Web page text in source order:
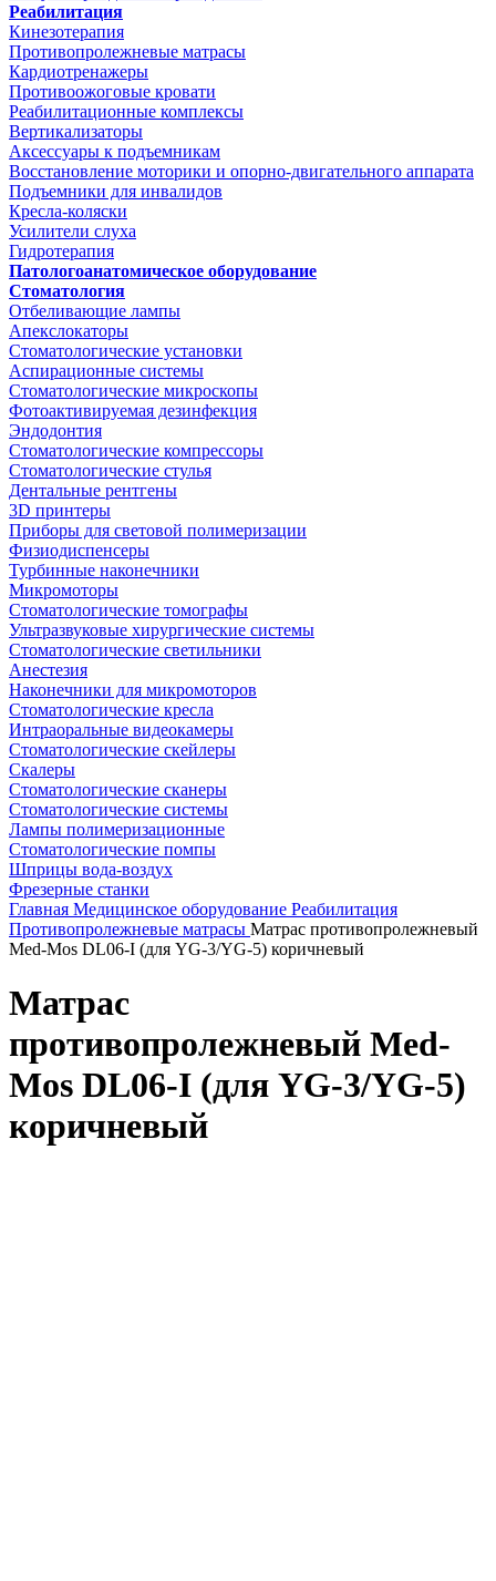
Реабилитация
Кинезотерапия
Противопролежневые матрасы
Кардиотренажеры
Противоожоговые кровати
Реабилитационные комплексы
Вертикализаторы
Аксессуары к подъемникам
Восстановление моторики и опорно-двигательного аппарата
Подъемники для инвалидов
Кресла-коляски
Усилители слуха
Гидротерапия
Патологоанатомическое оборудование
Стоматология
Отбеливающие лампы
Апекслокаторы
Стоматологические установки
Аспирационные системы
Стоматологические микроскопы
Фотоактивируемая дезинфекция
Эндодонтия
Стоматологические компрессоры
Стоматологические стулья
Дентальные рентгены
3D принтеры
Приборы для световой полимеризации
Физиодиспенсеры
Турбинные наконечники
Микромоторы
Стоматологические томографы
Ультразвуковые хирургические системы
Стоматологические светильники
Анестезия
Наконечники для микромоторов
Стоматологические кресла
Интраоральные видеокамеры
Стоматологические скейлеры
Скалеры
Стоматологические сканеры
Стоматологические системы
Лампы полимеризационные
Стоматологические помпы
Шприцы вода-воздух
Фрезерные станки
Главная Медицинское оборудование Реабилитация
Противопролежневые матрасы Матрас противопролежневый
Med-Mos DL06-I (для YG-3/YG-5) коричневый
Матрас
противопролежневый Med-
Mos DL06-I (для YG-3/YG-5)
коричневый